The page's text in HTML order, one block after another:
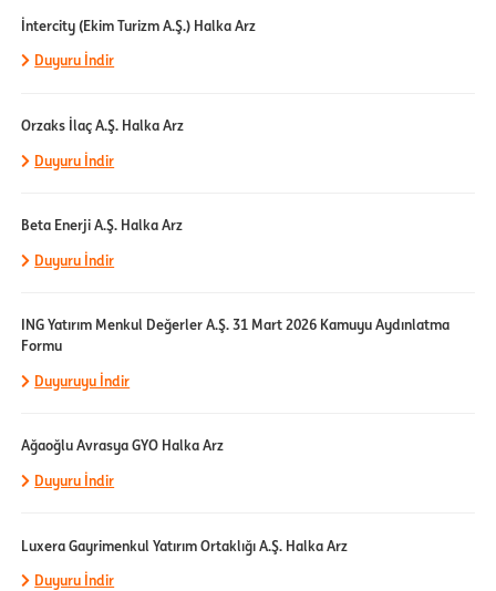
İntercity (Ekim Turizm A.Ş.) Halka Arz
Duyuru İndir
Orzaks İlaç A.Ş. Halka Arz
Duyuru İndir
Beta Enerji A.Ş. Halka Arz
Duyuru İndir
ING Yatırım Menkul Değerler A.Ş. 31 Mart 2026 Kamuyu Aydınlatma
Formu
Duyuruyu İndir
Ağaoğlu Avrasya GYO Halka Arz
Duyuru İndir
Luxera Gayrimenkul Yatırım Ortaklığı A.Ş. Halka Arz
Duyuru İndir